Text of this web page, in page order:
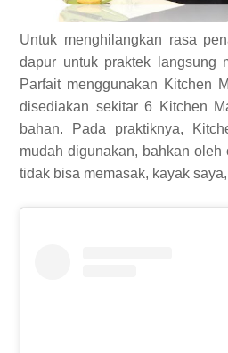
Untuk menghilangkan rasa
dapur untuk praktek langsung
Parfait menggunakan Kitchen
disediakan sekitar 6 Kitchen
bahan. Pada praktiknya,
mudah digunakan, bahkan
tidak bisa memasak, kayak